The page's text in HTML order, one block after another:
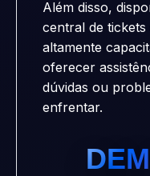
Além disso,
central de
altamente
oferecer
dúvidas ou
enfrentar.